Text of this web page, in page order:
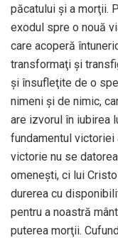
păcatului și a morţii.
exodul spre o nouă
care acoperă
transformaţi și
și însufleţite de o
nimeni și de nimic,
are izvorul în iubirea
fundamentul victoriei
victorie nu se
omenești, ci lui
durerea cu
pentru a noastră
puterea morţii.